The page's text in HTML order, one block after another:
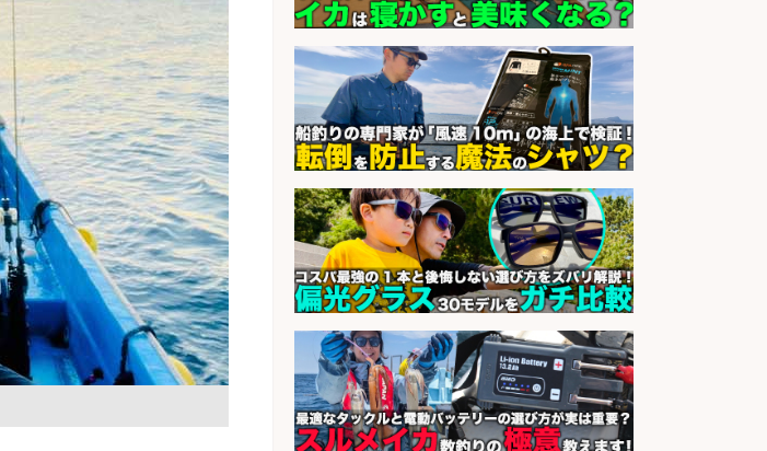
フ/未経験歓迎/交通費支給/制服貸
与/正社員登用あり
会社名 株式会社REnista
sponsored by 求人ボックス
仕分け・シール貼り/釣り具などの
出荷作業/兵庫県/神戸市北区
会社名 UTエージェント株式会社
sponsored by 求人ボックス
造
会社名 UTグループ株式会社
sponsored by 求人ボックス